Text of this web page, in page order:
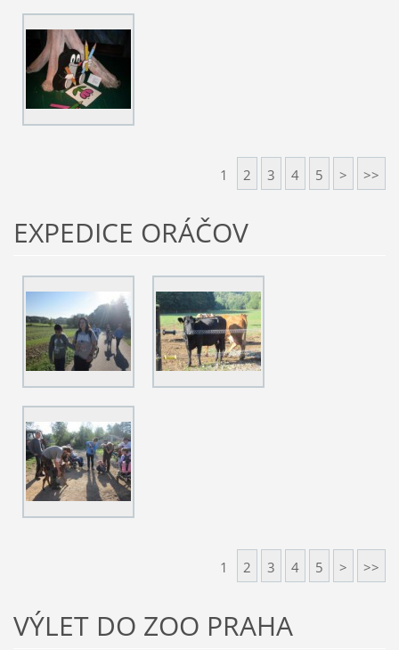
1 2 3 4 5 > >>
EXPEDICE ORÁČOV
1 2 3 4 5 > >>
VÝLET DO ZOO PRAHA